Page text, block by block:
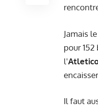
Jamais
pour
l'
Il faut